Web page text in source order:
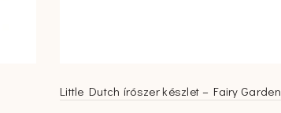
Little Dutch írószer készlet – Fairy Garden